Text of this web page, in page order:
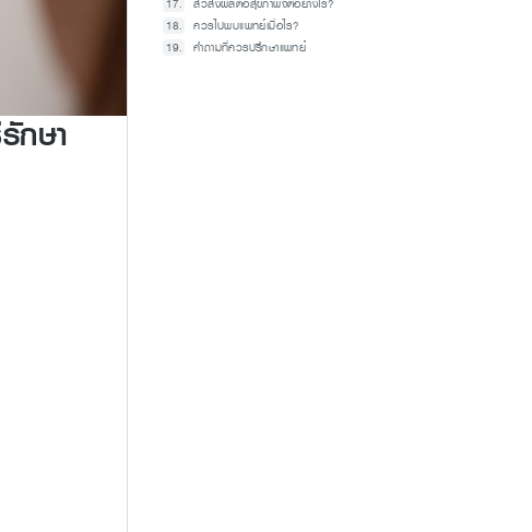
กษา
สิวส่งผลต่อสุขภาพจิตอย่างไร?
ควรไปพบแพทย์เมื่อไร?
คำถามที่ควรปรึกษาแพทย์